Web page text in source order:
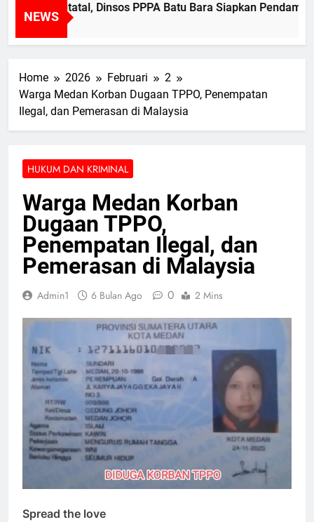
NEWS
di Petatal, Dinsos PPPA Batu Bara Siapkan Pendampingan
Home 2026 Februari
2
Warga Medan Korban Dugaan TPPO, Penempatan
Ilegal, dan Pemerasan di Malaysia
HUKUM DAN KRIMINAL
Warga Medan Korban
Dugaan TPPO,
Penempatan Ilegal, dan
Pemerasan di Malaysia
Admin1 6 Bulan Ago 0 2 Mins
Spread the love